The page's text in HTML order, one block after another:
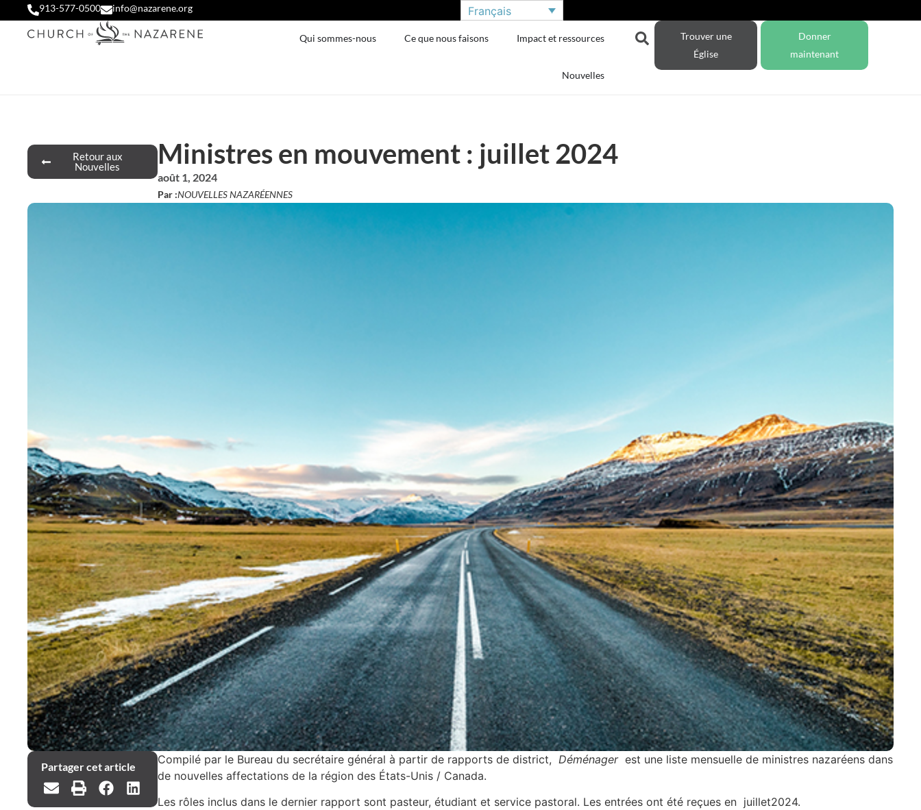
913-577-0500 info@nazarene.org Français
Qui sommes-nous Ce que nous faisons Impact et ressources
Nouvelles
Trouver une
Église
Donner
maintenant
Retour aux
Nouvelles
Ministres en mouvement : juillet 2024
août 1, 2024
Par :NOUVELLES NAZARÉENNES
Partager cet article
Compilé par le Bureau du secrétaire général à partir de rapports de district, Déménagerest une liste mensuelle de ministres nazaréens dans
de nouvelles affectations de la région des États-Unis / Canada.
Les rôles inclus dans le dernier rapport sont pasteur, étudiant et service pastoral. Les entrées ont été reçues en juillet2024.